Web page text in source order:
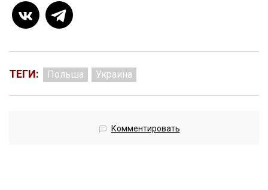
ТЕГИ: Польша Украина
Комментировать